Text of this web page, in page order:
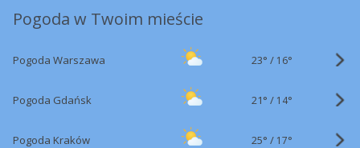
Pogoda w Twoim mieście
Pogoda Warszawa 23° / 16°
Pogoda Gdańsk 21° / 14°
Pogoda Kraków 25° / 17°